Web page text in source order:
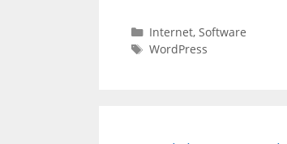
Kategorien
Internet, Software
Schlagwörter
WordPress